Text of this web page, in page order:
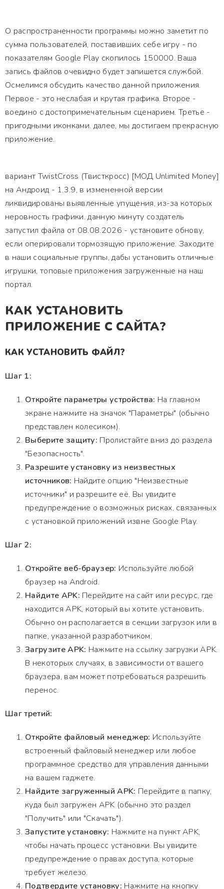
О распространенности программы можно заметит по
сумма пользователей, поставивших себе игру - по
показателям Google Play скопилось 150000. Ваша
запись файлов очевидно будет запишется службой.
Осмелимся обсудить качество данной приложения.
Первое - это неслабая и крутая графика. Второе -
воедино с достопримечательным сценарием. Третье -
пригодными иконками. далее, мы достигаем прекрасную
приложение.
вариант TwistCross (Твисткросс) [МОД Unlimited Money]
на Андроид - 1.3.9, в измененной версии
ликвидированы выявленные упущения, из-за которых
неровность графики. данную минуту создатель
запустил файла от 08.08.2026 - установите обнову,
если оперировали тормозящую приложение. Заходите
в наши социальные группы, дабы установить отличные
игрушки, топовые приложения загруженные на наш
портал.
КАК УСТАНОВИТЬ
ПРИЛОЖЕНИЕ С САЙТА?
КАК УСТАНОВИТЬ ФАЙЛ?
Шаг 1:
Откройте параметры устройства: На главном
экране нажмите на значок "Параметры" (обычно
представлен колесиком).
Выберите защиту: Пролистайте вниз до раздела
"Безопасность".
Разрешите установку из неизвестных
источников: Найдите опцию "Неизвестные
источники" и разрешите её. Вы увидите
предупреждение о возможных рисках, связанных
с установкой приложений извне Google Play.
Шаг 2:
Откройте веб-браузер: Используйте любой
браузер на Android.
Найдите APK: Перейдите на сайт или ресурс, где
находится APK, который вы хотите установить.
Обычно он располагается в секции загрузок или в
папке, указанной разработчиком.
Загрузите APK: Нажмите на ссылку загрузки APK.
В некоторых случаях, в зависимости от вашего
браузера, вам может потребоваться разрешить
перенос.
Шаг третий:
Откройте файловый менеджер: Используйте
встроенный файловый менеджер или любое
программное средство для управления данными
на вашем гаджете.
Найдите загруженный APK: Перейдите в папку,
куда был загружен APK (обычно это раздел
"Получить" или "Скачать").
Запустите установку: Нажмите на пункт APK,
чтобы начать процесс установки. Вы увидите
предупреждение о правах доступа, которые
требует железо.
Подтвердите установку: Нажмите на кнопку